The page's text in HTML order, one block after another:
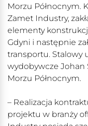
Morzu Północnym.
Zamet Industry,
elementy
Gdyni i następnie
transportu. Stalowy
wydobywcze Johan
Morzu Północnym.
– Realizacja
projektu w branży